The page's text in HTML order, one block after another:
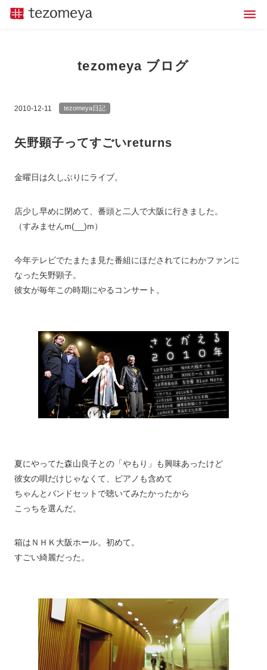
tezomeya ブログ
2010-12-11 tezomeya日記
矢野顕子ってすごいreturns
金曜日は久しぶりにライブ。
店少し早めに閉めて、番頭と二人で大阪に行きました。
（すみませんm(__)m）
今年テレビでたまたま見た番組にほだされてにわかファンに
なった矢野顕子。
彼女が毎年この時期にやるコンサート。
夏にやってた森山良子との「やもり」も興味あったけど
彼女の唄だけじゃなくて、ピアノも含めて
ちゃんとバンドセットで聴いてみたかったから
こっちを選んだ。
箱はＮＨＫ大阪ホール。初めて。
すごい綺麗だった。